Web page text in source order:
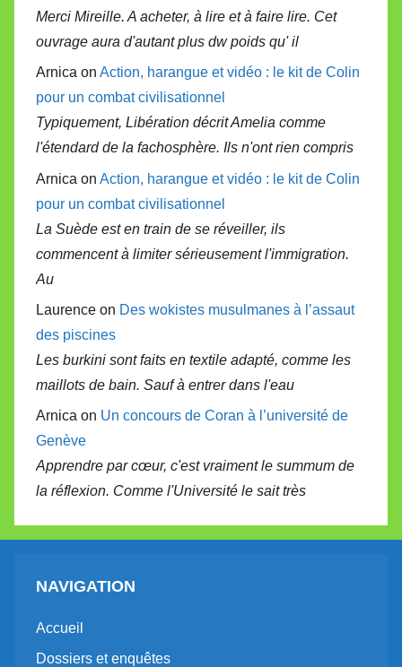
Merci Mireille. A acheter, à lire et à faire lire. Cet
ouvrage aura d'autant plus dw poids qu' il
Arnica on Action, harangue et vidéo : le kit de Colin
pour un combat civilisationnel
Typiquement, Libération décrit Amelia comme
l'étendard de la fachosphère. Ils n'ont rien compris
Arnica on Action, harangue et vidéo : le kit de Colin
pour un combat civilisationnel
La Suède est en train de se réveiller, ils
commencent à limiter sérieusement l'immigration.
Au
Laurence on Des wokistes musulmanes à l’assaut
des piscines
Les burkini sont faits en textile adapté, comme les
maillots de bain. Sauf à entrer dans l'eau
Arnica on Un concours de Coran à l’université de
Genève
Apprendre par cœur, c'est vraiment le summum de
la réflexion. Comme l'Université le sait très
NAVIGATION
Accueil
Dossiers et enquêtes